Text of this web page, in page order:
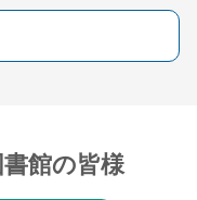
館の皆様